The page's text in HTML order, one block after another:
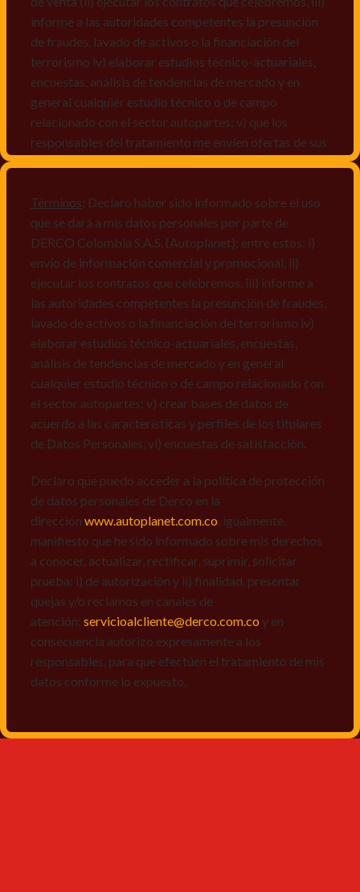
informe a las autoridades competentes la presunción
de fraudes, lavado de activos o la financiación del
terrorismo iv) elaborar estudios técnico-actuariales,
encuestas, análisis de tendencias de mercado y en
general cualquier estudio técnico o de campo
relacionado con el sector autopartes; v) que los
responsables del tratamiento me envíen ofertas de sus
mismos, vi) crear bases de datos de acuerdo a las
características y perfiles de los titulares de Datos
Personales, v) encuestas de satisfacción, vi) reportes
recall.
Declaro que puedo acceder a la política de protección
de datos personales de Derco en la
direcciónwww.autoplanet.com.co, igualmente,
manifiesto que he sido informado sobre mis derechos
a conocer, actualizar, rectificar, suprimir, solicitar
prueba: i) de autorización y ii) finalidad, presentar
quejas y/o reclamos en canales de
atención: servicioalcliente@derco.com.coy en
responsables, para que efectúen el tratamiento de mis
datos conforme lo expuesto.
Términos: Declaro haber sido informado sobre el uso
que se dará a mis datos personales por parte de
DERCO Colombia S.A.S. (Autoplanet); entre estos: i)
envío de información comercial y promocional, ii)
ejecutar los contratos que celebremos, iii) informe a
las autoridades competentes la presunción de fraudes,
lavado de activos o la financiación del terrorismo iv)
elaborar estudios técnico-actuariales, encuestas,
análisis de tendencias de mercado y en general
cualquier estudio técnico o de campo relacionado con
el sector autopartes; v) crear bases de datos de
acuerdo a las características y perfiles de los titulares
de Datos Personales, vi) encuestas de satisfacción.
Declaro que puedo acceder a la política de protección
de datos personales de Derco en la
dirección www.autoplanet.com.co , igualmente,
manifiesto que he sido informado sobre mis derechos
a conocer, actualizar, rectificar, suprimir, solicitar
prueba: i) de autorización y ii) finalidad, presentar
quejas y/o reclamos en canales de
atención: servicioalcliente@derco.com.co y en
consecuencia autorizo expresamente a los
responsables, para que efectúen el tratamiento de mis
datos conforme lo expuesto.